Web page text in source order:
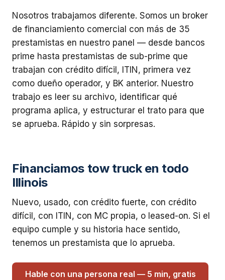
Nosotros trabajamos diferente. Somos un broker
de financiamiento comercial con más de 35
prestamistas en nuestro panel — desde bancos
prime hasta prestamistas de sub-prime que
trabajan con crédito difícil, ITIN, primera vez
como dueño operador, y BK anterior. Nuestro
trabajo es leer su archivo, identificar qué
programa aplica, y estructurar el trato para que
se aprueba. Rápido y sin sorpresas.
Financiamos tow truck en todo
Illinois
Nuevo, usado, con crédito fuerte, con crédito
difícil, con ITIN, con MC propia, o leased-on. Si el
equipo cumple y su historia hace sentido,
tenemos un prestamista que lo aprueba.
Hable con una persona real — 5 min, gratis